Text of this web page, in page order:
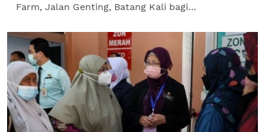
Farm, Jalan Genting, Batang Kali bagi
lokasi...